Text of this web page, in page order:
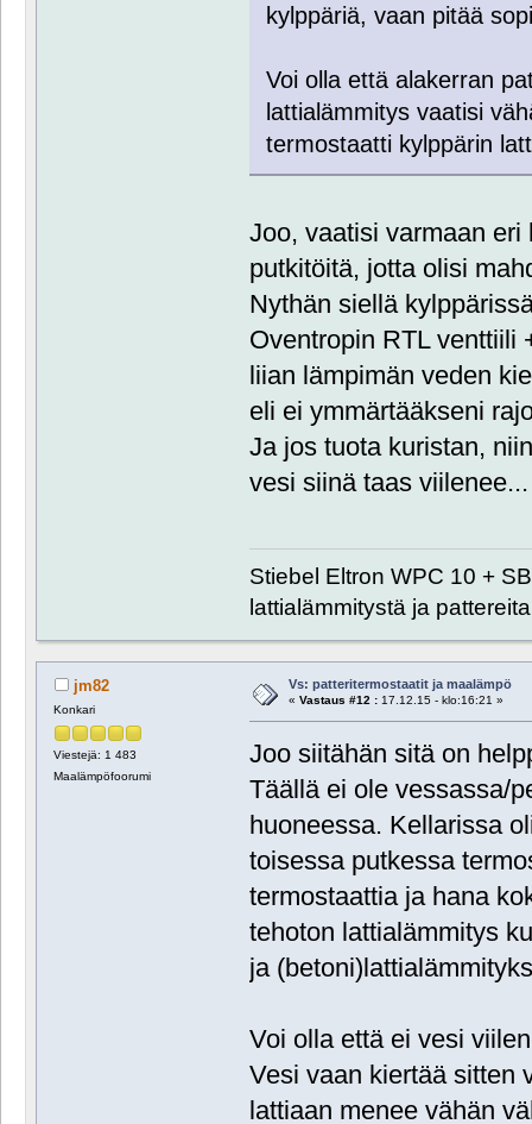
kylppäriä, vaan pitää
Voi olla että alakerran
lattialämmitys vaatisi
termostaatti kylppärin
Joo, vaatisi varmaan
putkitöitä, jotta olisi
Nythän siellä
Oventropin RTL venttiili
liian lämpimän veden
eli ei ymmärtääkseni
Ja jos tuota kuristan,
vesi siinä taas
Stiebel Eltron WPC 10 +
lattialämmitystä ja pattereita
jm82
Konkari
Viestejä: 1 483
Maalämpöfoorumi
Vs: patteritermostaatit ja maalämpö
« Vastaus #12 :17.12.15 - klo:16:21 »
Joo siitähän sitä on
Täällä ei ole vessassa/
huoneessa. Kellarissa
toisessa putkessa
termostaattia ja hana
tehoton lattialämmitys
ja
Voi olla että ei vesi
Vesi vaan kiertää sitten
lattiaan menee vähän